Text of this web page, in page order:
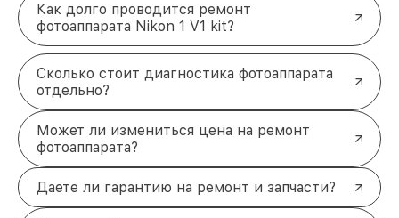
Как долго проводится ремонт
фотоаппарата Nikon 1 V1 kit?
Сколько стоит диагностика фотоаппарата
отдельно?
Может ли измениться цена на ремонт
фотоаппарата?
Даете ли гарантию на ремонт и запчасти?